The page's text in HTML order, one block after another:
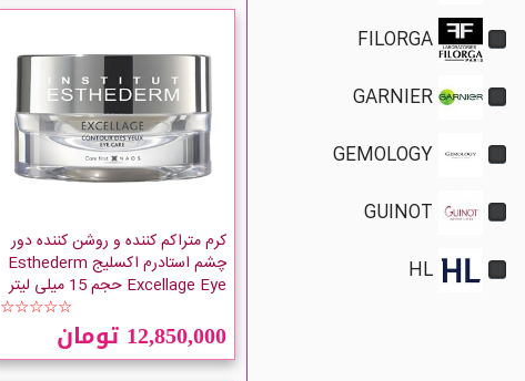
FILORGA
GARNIER
GEMOLOGY
GUINOT
HL
کرم متراکم کننده و روشن کننده دور
چشم استادرم اکسلیج Esthederm
Excellage Eye حجم 15 میلی لیتر
☆☆☆☆☆
12,850,000 تومان